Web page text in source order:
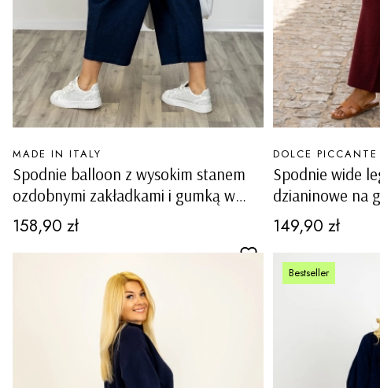
Spodnie balloon z wysokim stanem
ozdobnymi zakładkami i gumką w
pasie Pitelli dark denim blue
PRODUCENT
MADE IN ITALY
Cena
158,90 zł
Spodnie wide
dzianinowe na
troczkiem i
Poncarale
PRODUCENT
DOLCE PICCANTE
Cena
149,90 zł
Bestseller